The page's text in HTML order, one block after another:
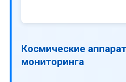
Космические
мониторинга